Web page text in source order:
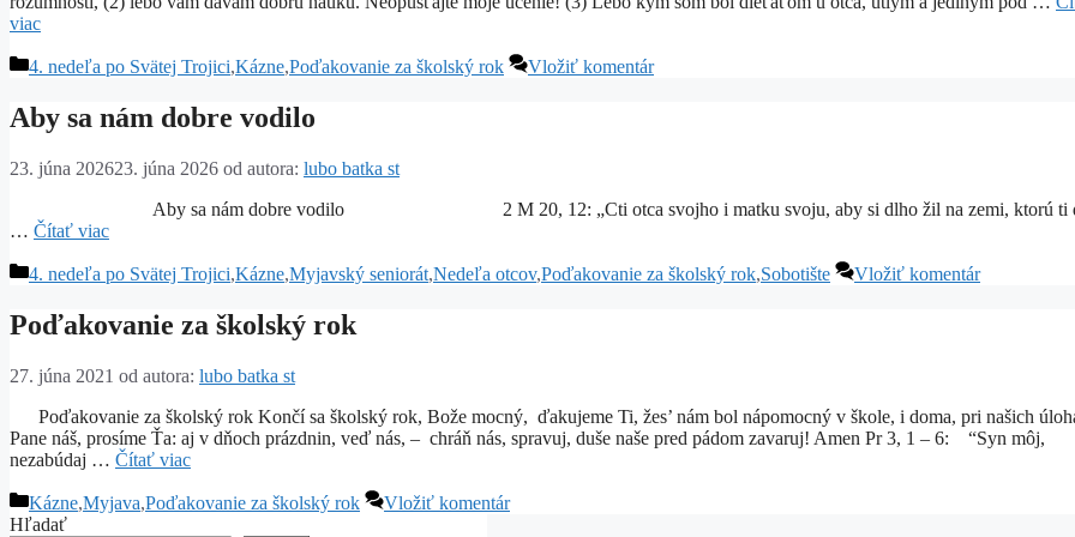
viac
Kategórie
4. nedeľa po Svätej Trojici,Kázne,Poďakovanie za školský rok Vložiť komentár
Aby sa nám dobre vodilo
23. júna 202623. júna 2026 od autora: lubo batka st
Aby sa nám dobre vodilo 2 M 20, 12: „Cti otca svojho i matku svoju, aby si dlho žil na zemi, ktorú ti
… Čítať viac
Kategórie
4. nedeľa po Svätej Trojici,Kázne,Myjavský seniorát,Nedeľa otcov,Poďakovanie za školský rok,Sobotište Vložiť komentár
Poďakovanie za školský rok
27. júna 2021 od autora: lubo batka st
Poďakovanie za školský rok Končí sa školský rok, Bože mocný, ďakujeme Ti, žes’ nám bol nápomocný v škole, i doma, pri našich
Pane náš, prosíme Ťa: aj v dňoch prázdnin, veď nás, – chráň nás, spravuj, duše naše pred pádom zavaruj! Amen Pr 3, 1 – 6: “Syn môj,
nezabúdaj … Čítať viac
Kategórie
Kázne,Myjava,Poďakovanie za školský rok
Vložiť komentár
Hľadať